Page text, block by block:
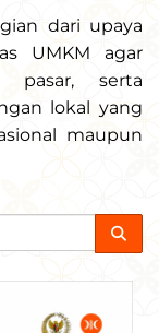
dari upaya
UMKM agar
pasar, serta
lokal yang
maupun